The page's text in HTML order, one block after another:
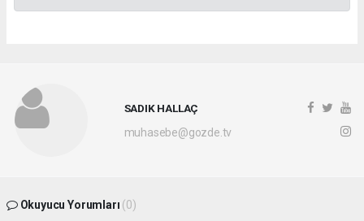
SADIK HALLAÇ
muhasebe@gozde.tv
Okuyucu Yorumları (0)